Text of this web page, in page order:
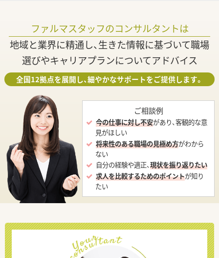
ファルマスタッフのコンサルタントは
地域と業界に精通し、生きた情報に基づいて職場
選びやキャリアプランについてアドバイス
全国12拠点を展開し、細やかなサポートをご提供します。
ご相談例
今の仕事に対し不安があり、客観的な意
見がほしい
将来性のある職場の見極め方がわから
ない
自分の経験や適正、現状を振り返りたい
求人を比較するためのポイントが知り
たい